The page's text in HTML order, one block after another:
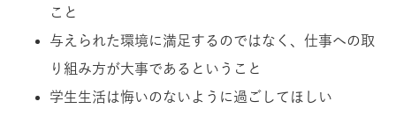
こと
与えられた環境に満足するのではなく、仕事への取
り組み方が大事であるということ
学生生活は悔いのないように過ごしてほしい